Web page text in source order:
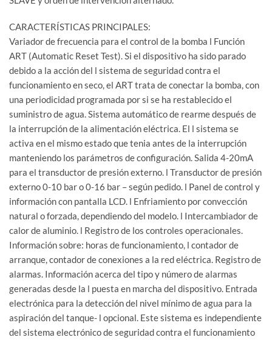
CARACTERÍSTICAS PRINCIPALES:
Variador de frecuencia para el control de la bomba l Función
ART (Automatic Reset Test). Si el dispositivo ha sido parado
debido a la acción del l sistema de seguridad contra el
funcionamiento en seco, el ART trata de conectar la bomba, con
una periodicidad programada por si se ha restablecido el
suministro de agua. Sistema automático de rearme después de
la interrupción de la alimentación eléctrica. El l sistema se
activa en el mismo estado que tenia antes de la interrupción
manteniendo los parámetros de configuración. Salida 4-20mA
para el transductor de presión externo. l Transductor de presión
externo 0-10 bar o 0-16 bar – según pedido. l Panel de control y
información con pantalla LCD. l Enfriamiento por convección
natural o forzada, dependiendo del modelo. l Intercambiador de
calor de aluminio. l Registro de los controles operacionales.
Información sobre: horas de funcionamiento, l contador de
arranque, contador de conexiones a la red eléctrica. Registro de
alarmas. Información acerca del tipo y número de alarmas
generadas desde la l puesta en marcha del dispositivo. Entrada
electrónica para la detección del nivel mínimo de agua para la
aspiración del tanque- l opcional. Este sistema es independiente
del sistema electrónico de seguridad contra el funcionamiento